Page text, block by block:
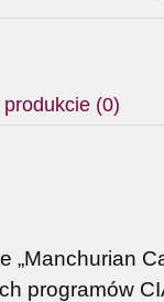
(0)
„Manchurian
programów